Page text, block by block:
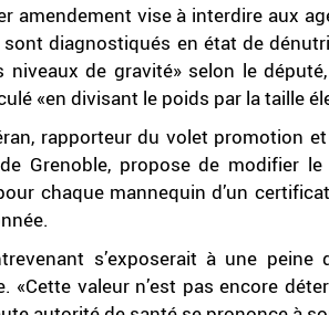
amendement vise à interdire aux
sont diagnostiqués en état de
niveaux de gravité» selon le
«en divisant le poids par la taille
rapporteur du volet promotion
Grenoble, propose de modifier
chaque mannequin d’un
s’exposerait à une
«Cette valeur n’est pas encore